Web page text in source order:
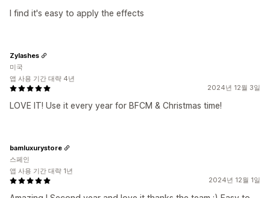
I find it's easy to apply the effects
2024년 12월 3일
LOVE IT! Use it every year for BFCM & Christmas time!
Zylashes
미국
앱 사용 기간 대략 4년
2024년 12월 1일
bamluxurystore
스페인
앱 사용 기간 대략 1년